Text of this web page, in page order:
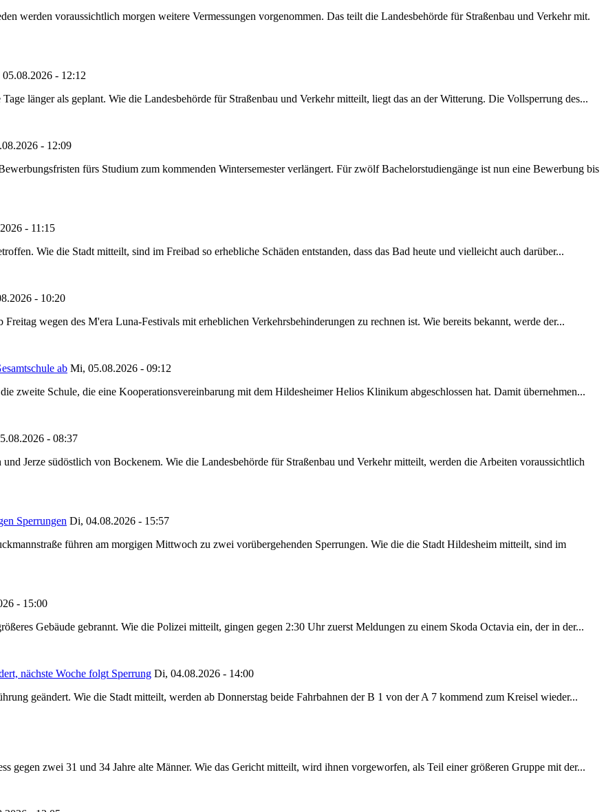
werden voraussichtlich morgen weitere Vermessungen vorgenommen. Das teilt die Landesbehörde für Straßenbau und Verkehr mit.
- 12:12
länger als geplant. Wie die Landesbehörde für Straßenbau und Verkehr mitteilt, liegt das an der Witterung. Die Vollsperrung des...
- 12:09
fürs Studium zum kommenden Wintersemester verlängert. Für zwölf Bachelorstudiengänge ist nun eine Bewerbung bis
- 11:15
Wie die Stadt mitteilt, sind im Freibad so erhebliche Schäden entstanden, dass das Bad heute und vielleicht auch darüber...
- 10:20
wegen des M'era Luna-Festivals mit erheblichen Verkehrsbehinderungen zu rechnen ist. Wie bereits bekannt, werde der...
ab Mi, 05.08.2026 - 09:12
zweite Schule, die eine Kooperationsvereinbarung mit dem Hildesheimer Helios Klinikum abgeschlossen hat. Damit übernehmen...
- 08:37
Jerze südöstlich von Bockenem. Wie die Landesbehörde für Straßenbau und Verkehr mitteilt, werden die Arbeiten voraussichtlich
Sperrungen Di, 04.08.2026 - 15:57
führen am morgigen Mittwoch zu zwei vorübergehenden Sperrungen. Wie die die Stadt Hildesheim mitteilt, sind im
- 15:00
Gebäude gebrannt. Wie die Polizei mitteilt, gingen gegen 2:30 Uhr zuerst Meldungen zu einem Skoda Octavia ein, der in der...
nächste Woche folgt Sperrung Di, 04.08.2026 - 14:00
geändert. Wie die Stadt mitteilt, werden ab Donnerstag beide Fahrbahnen der B 1 von der A 7 kommend zum Kreisel wieder...
gegen zwei 31 und 34 Jahre alte Männer. Wie das Gericht mitteilt, wird ihnen vorgeworfen, als Teil einer größeren Gruppe mit der...